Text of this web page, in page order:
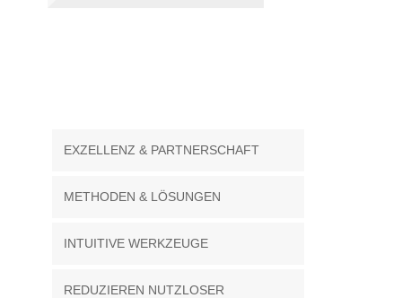
EXZELLENZ & PARTNERSCHAFT
METHODEN & LÖSUNGEN
INTUITIVE WERKZEUGE
REDUZIEREN NUTZLOSER